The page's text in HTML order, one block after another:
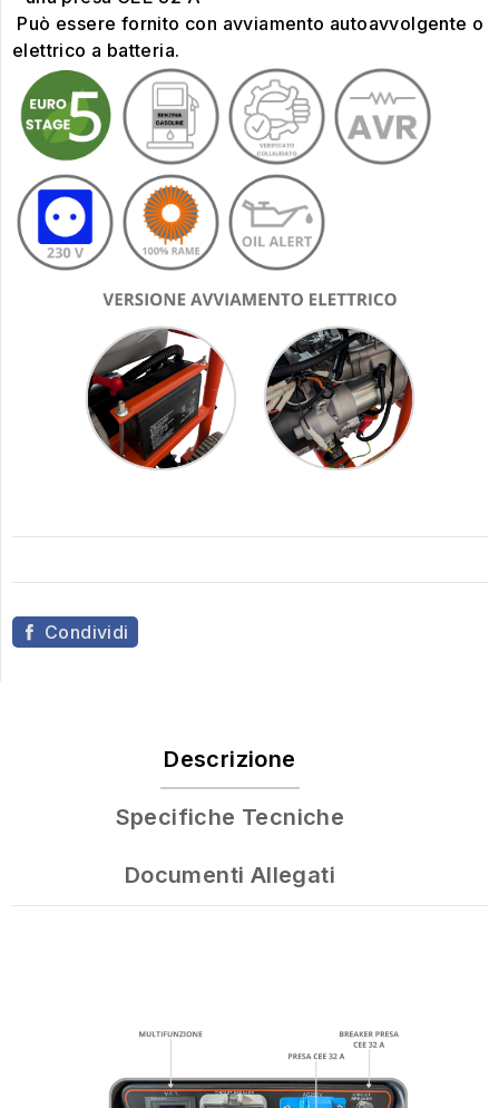
Può essere fornito con avviamento autoavvolgente o
elettrico a batteria.
Condividi
Descrizione
Specifiche Tecniche
Documenti Allegati